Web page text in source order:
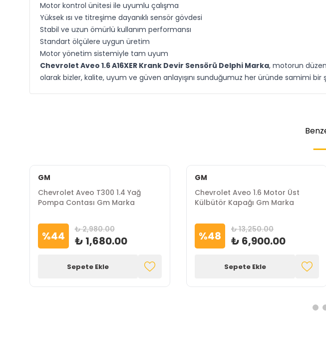
Motor kontrol ünitesi ile uyumlu çalışma
Yüksek ısı ve titreşime dayanıklı sensör gövdesi
Stabil ve uzun ömürlü kullanım performansı
Standart ölçülere uygun üretim
Motor yönetim sistemiyle tam uyum
Chevrolet Aveo 1.6 A16XER Krank Devir Sensörü Delphi Marka, motorun
olarak bizler, kalite, uyum ve güven anlayışını sunduğumuz her üründe samimi
GM
Chevrolet Aveo T300 1.4 Yağ
Pompa Contası Gm Marka
%44 ₺ 2,980.00
₺ 1,680.00
Sepete Ekle
GM
Chevrolet Aveo 1.6 Motor Üst
Külbütör Kapağı Gm Marka
%48 ₺ 13,250.00
₺ 6,900.00
Sepete Ekle